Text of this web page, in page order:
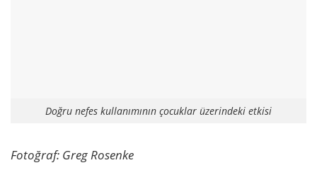
Doğru nefes kullanımının çocuklar üzerindeki etkisi
Fotoğraf: Greg Rosenke